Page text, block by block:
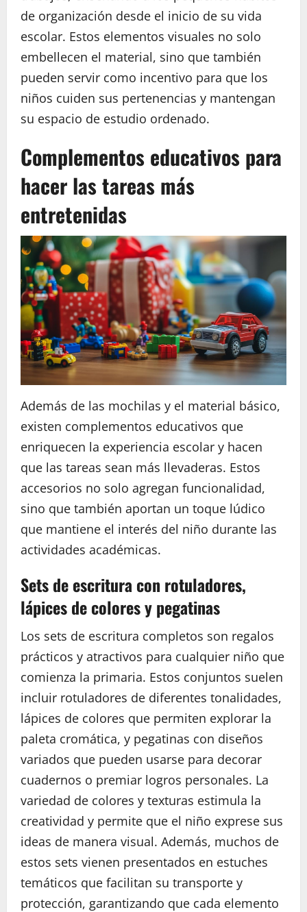
de organización desde el inicio de su vida
escolar. Estos elementos visuales no solo
embellecen el material, sino que también
pueden servir como incentivo para que los
niños cuiden sus pertenencias y mantengan
su espacio de estudio ordenado.
Complementos educativos para
hacer las tareas más
entretenidas
Además de las mochilas y el material básico,
existen complementos educativos que
enriquecen la experiencia escolar y hacen
que las tareas sean más llevaderas. Estos
accesorios no solo agregan funcionalidad,
sino que también aportan un toque lúdico
que mantiene el interés del niño durante las
actividades académicas.
Sets de escritura con rotuladores,
lápices de colores y pegatinas
Los sets de escritura completos son regalos
prácticos y atractivos para cualquier niño que
comienza la primaria. Estos conjuntos suelen
incluir rotuladores de diferentes tonalidades,
lápices de colores que permiten explorar la
paleta cromática, y pegatinas con diseños
variados que pueden usarse para decorar
cuadernos o premiar logros personales. La
variedad de colores y texturas estimula la
creatividad y permite que el niño exprese sus
ideas de manera visual. Además, muchos de
estos sets vienen presentados en estuches
temáticos que facilitan su transporte y
protección, garantizando que cada elemento